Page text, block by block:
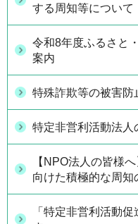
する周知等について
令和8年度ふるさと
案内
特殊詐欺等の被害防
特定非営利活動法人
【NPO法人の皆様
向けた積極的な周知
「特定非営利活動